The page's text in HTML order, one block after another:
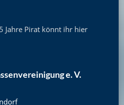
Jahre Pirat könnt ihr hier
e. V.